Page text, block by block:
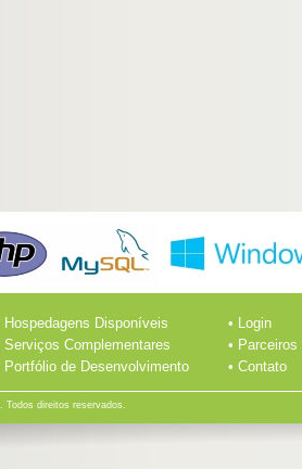
Hospedagens Disponíveis
Serviços Complementares
Portfólio de Desenvolvimento
• Login
• Parceiros
• Contato
Todos direitos reservados.